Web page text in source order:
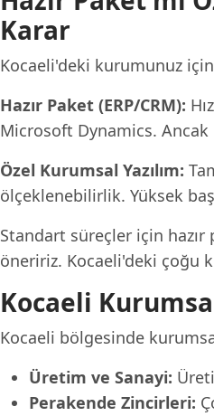
Karar
Kocaeli'deki kurumunuz
Hazır Paket (ERP/CRM):
Microsoft Dynamics. Ancak
Özel Kurumsal Yazılım:
ölçeklenebilirlik. Yüksek
Standart süreçler için hazır
öneririz. Kocaeli'deki çoğu
Kocaeli
Kocaeli bölgesinde
Üretim ve Sanayi:
Perakende Zincirleri: